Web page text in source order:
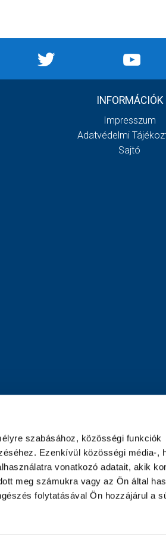
szabásához, közösségi funkciók
Ezenkívül közösségi média-,
vonatkozó adatait, akik
meg számukra vagy az Ön által
folytatásával Ön hozzájárul a
INFORMÁCIÓK
Impresszum
Adatvédelmi
Sajtó